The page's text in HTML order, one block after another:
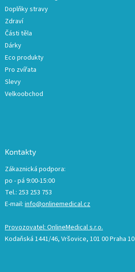
Doplňky stravy
Zdraví
Části těla
Dárky
Eco produkty
Pro zvířata
Slevy
Velkoobchod
Kontakty
Zákaznická podpora:
po - pá 9:00-15:00
Tel.: 253 253 753
E-mail: info@onlinemedical.cz
Provozovatel: OnlineMedical s.r.o.
Kodaňská 1441/46, Vršovice, 101 00 Praha 10